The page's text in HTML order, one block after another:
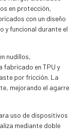
en protección,
con un diseño
y funcional durante el
nudillos,
fabricado en TPU y
por fricción. La
mejorando el agarre
uso de dispositivos
mediante doble